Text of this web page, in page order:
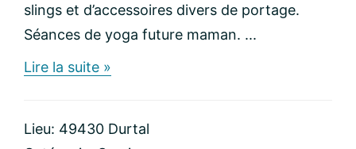
slings et d’accessoires divers de portage.
Séances de yoga future maman. ...
Lire la suite »
cœurs
Lieu: 49430 Durtal